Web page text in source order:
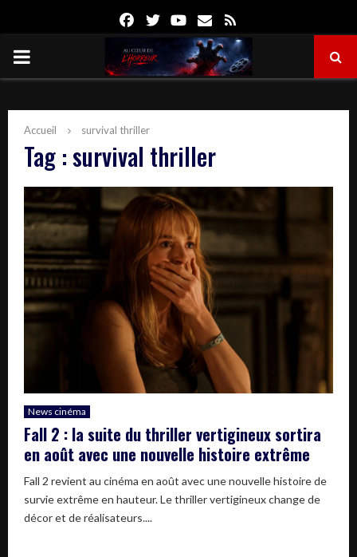
FacebookTwitterYoutube
Email
PRIMARY
Accueil survival thriller
Tag : survival thriller
News cinéma
Fall 2 : la suite du thriller vertigineux sortira
en août avec une nouvelle histoire extrême
Fall 2 revient au cinéma en août avec une nouvelle histoire de
survie extrême en hauteur. Le thriller vertigineux change de
décor et de réalisateurs....